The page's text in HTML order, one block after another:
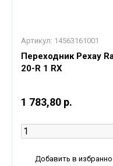
Артикул: 14563161001
Переходник Рехау
20-R 1 RX
1 783,80 р.
Добавить в